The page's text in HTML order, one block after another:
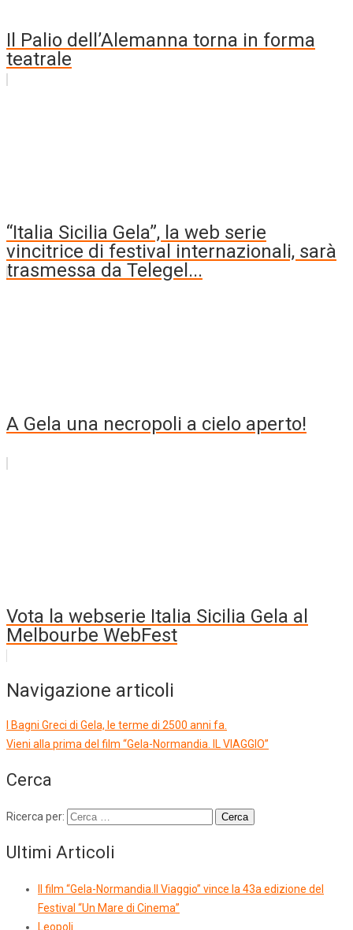
Il Palio dell’Alemanna torna in forma
teatrale
“Italia Sicilia Gela”, la web serie
vincitrice di festival internazionali, sarà
trasmessa da Telegel...
A Gela una necropoli a cielo aperto!
Vota la webserie Italia Sicilia Gela al
Melbourbe WebFest
Navigazione articoli
I Bagni Greci di Gela, le terme di 2500 anni fa.
Vieni alla prima del film “Gela-Normandia. IL VIAGGIO”
Cerca
Ricerca per:
Ultimi Articoli
Il film “Gela-Normandia.Il Viaggio” vince la 43a edizione del
Festival “Un Mare di Cinema”
Leopoli